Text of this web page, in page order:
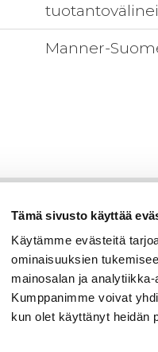
Tämä sivusto käyttää
Käytämme evästeitä
ominaisuuksien
mainosalan ja
Kumppanimme voivat
kun olet käyttänyt heidän
Manner-